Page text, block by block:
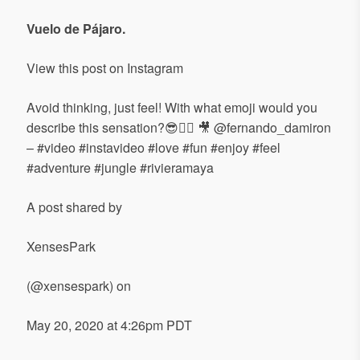
Vuelo de Pájaro.
View this post on Instagram
Avoid thinking, just feel! With what emoji would you
describe this sensation?😎✌🏻 🎥 @fernando_damiron
– #video #instavideo #love #fun #enjoy #feel
#adventure #jungle #rivieramaya
A post shared by
XensesPark
(@xensespark) on
May 20, 2020 at 4:26pm PDT